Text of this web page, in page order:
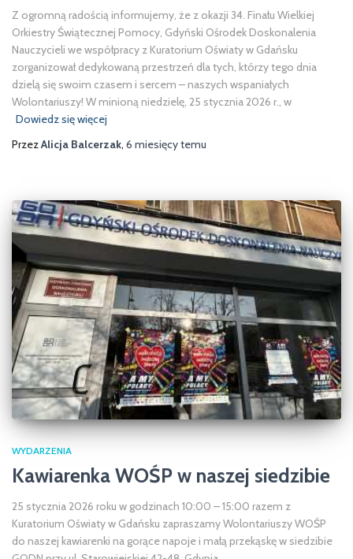
Z ogromną radością informujemy, że z okazji 34. Finału Wielkiej
Orkiestry Świątecznej Pomocy, Gdyński Ośrodek Doskonalenia
Nauczycieli we współpracy z Kuratorium Oświaty w Gdańsku
zorganizował dedykowaną przestrzeń dla tych, którzy tego dnia
dzielą się swoim czasem i sercem – naszych wspaniałych
Wolontariuszy! W minioną niedzielę, 25 stycznia 2026 r., w
Dowiedz się więcej
PrzezAlicja Balcerzak, 6 miesięcytemu
WYDARZENIA
Kawiarenka WOŚP w naszej siedzibie
25 stycznia 2026 roku w godzinach 10:00 – 15:00 razem z
Kuratorium Oświaty w Gdańsku zapraszamy Wolontariuszy WOŚP
do naszej kawiarenki na gorące napoje i małą przekąskę w siedzibie